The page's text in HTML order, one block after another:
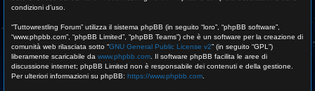
condizioni d’uso.
“Tuttowrestling Forum” utilizza il sistema phpBB (in seguito “loro”, “phpBB software”,
“www.phpbb.com”, “phpBB Limited”, “phpBB Teams”) che è un software per la creazione di
comunità web rilasciata sotto “GNU General Public License v2” (in seguito “GPL”)
liberamente scaricabile da www.phpbb.com . Il software phpBB facilita le aree di
discussione internet; phpBB Limited non è responsabile dei contenuti e della gestione.
Per ulteriori informazioni su phpBB: https://www.phpbb.com